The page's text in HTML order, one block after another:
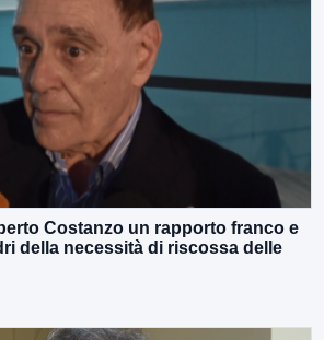
Costanzo un rapporto franco e
della necessità di riscossa delle